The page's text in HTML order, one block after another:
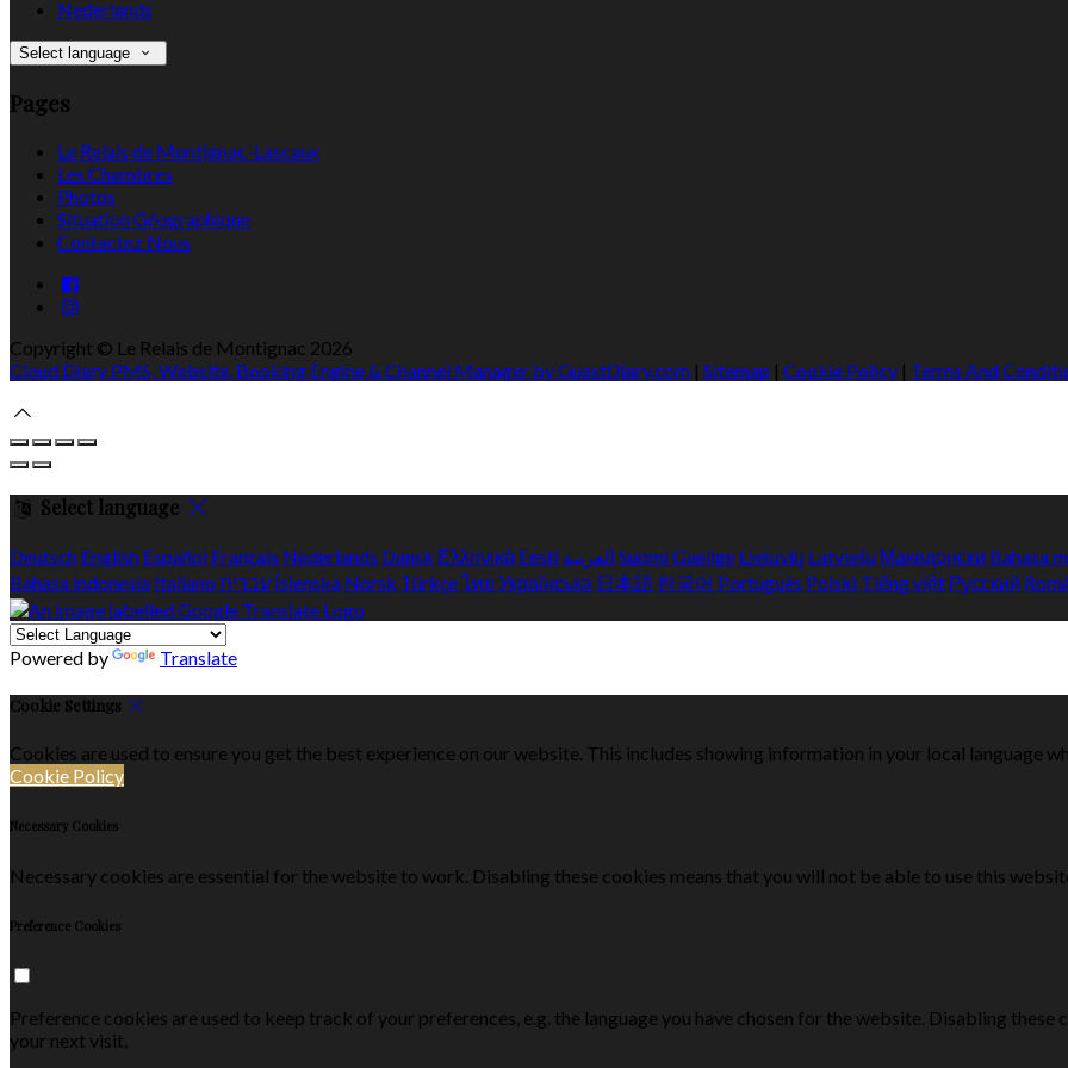
Nederlands
Select language
Pages
Le Relais de Montignac-Lascaux
Les Chambres
Photos
Situation Géographique
Contactez Nous
Copyright © Le Relais de Montignac 2026
Cloud Diary PMS, Website, Booking Engine & Channel Manager by GuestDiary.com | Sitemap | Cookie Policy | Terms And
Select language
Deutsch English Español Français Nederlands Dansk Ελληνικά Eesti العربية SuomiGaeilge Lietuvių Latviešu Македонски Bahasa
Bahasa indonesia Italiano עברית Íslenska Norsk Türkçeไทย Українська 日本語 한국어 Português Polski Tiếng việt Русский
Powered by Translate
Cookie Settings
Cookies are used to ensure you get the best experience on our website. This includes showing information in your local language
Cookie Policy
Necessary Cookies
Necessary cookies are essential for the website to work. Disabling these cookies means that you will not be able to use this
Preference Cookies
Preference cookies are used to keep track of your preferences, e.g. the language you have chosen for the website. Disabling
your next visit.